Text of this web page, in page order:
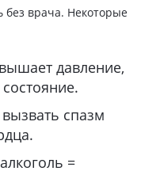
без врача. Некоторые
давление,
спазм
=